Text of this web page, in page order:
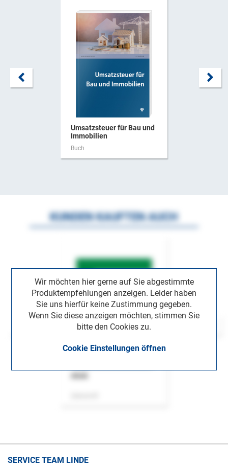
Umsatzsteuer für Bau und
Immobilien
Buch
Wir möchten hier gerne auf Sie abgestimmte
Produktempfehlungen anzeigen. Leider haben
Sie uns hierfür keine Zustimmung gegeben.
Wenn Sie diese anzeigen möchten, stimmen Sie
bitte den Cookies zu.
Cookie Einstellungen öffnen
KUNDEN KAUFTEN AUCH
SERVICE TEAM LINDE